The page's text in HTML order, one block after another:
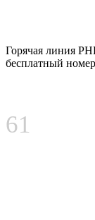
61
Горячая линия
бесплатный